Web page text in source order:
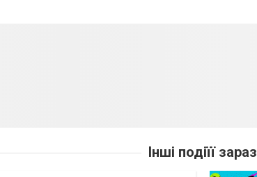
Інші подіїї зараз